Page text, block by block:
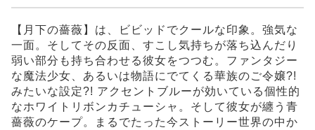
【月下の薔薇】は、ビビッドでクールな印象。強気な
一面。そしてその反面、すこし気持ちが落ち込んだり
弱い部分も持ち合わせる彼女をつつむ。ファンタジー
な魔法少女、あるいは物語にでてくる華族のご令嬢?!
みたいな設定?! アクセントブルーが効いている個性的
なホワイトリボンカチューシャ。そして彼女が纏う青
薔薇のケープ。まるでたった今ストーリー世界の中か